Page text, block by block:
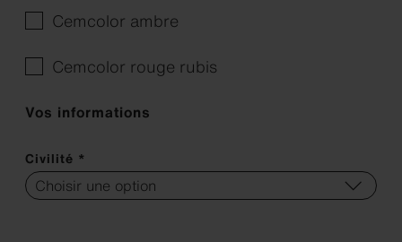
Cemcolor ambre
Cemcolor rouge rubis
Vos informations
Civilité *